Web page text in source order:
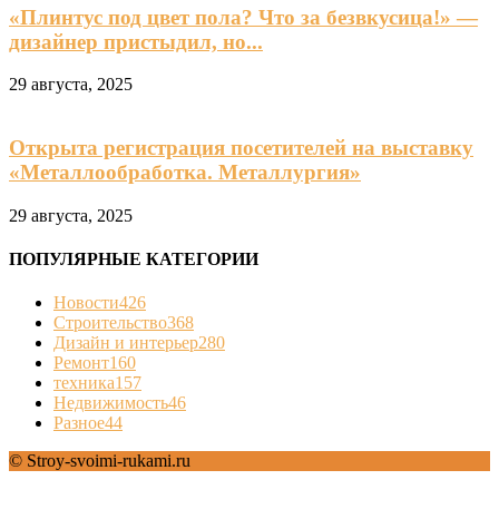
«Плинтус под цвет пола? Что за безвкусица!» —
дизайнер пристыдил, но...
29 августа, 2025
Открыта регистрация посетителей на выставку
«Металлообработка. Металлургия»
29 августа, 2025
ПОПУЛЯРНЫЕ КАТЕГОРИИ
Новости426
Строительство368
Дизайн и интерьер280
Ремонт160
техника157
Недвижимость46
Разное44
© Stroy-svoimi-rukami.ru